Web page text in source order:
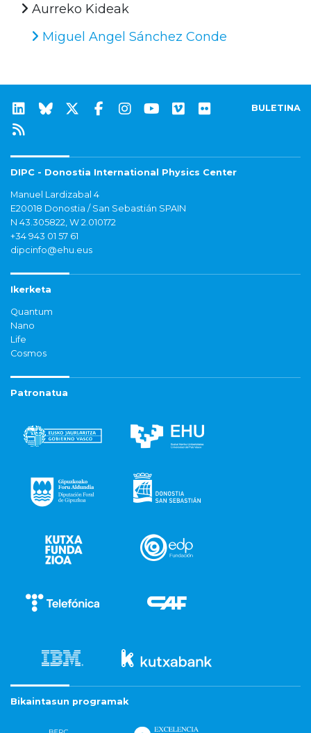
Aurreko Kideak
Miguel Angel Sánchez Conde
BULETINA
DIPC - Donostia International Physics Center
Manuel Lardizabal 4
E20018 Donostia / San Sebastián SPAIN
N 43.305822, W 2.010172
+34 943 01 57 61
dipcinfo@ehu.eus
Ikerketa
Quantum
Nano
Life
Cosmos
Patronatua
Bikaintasun programak